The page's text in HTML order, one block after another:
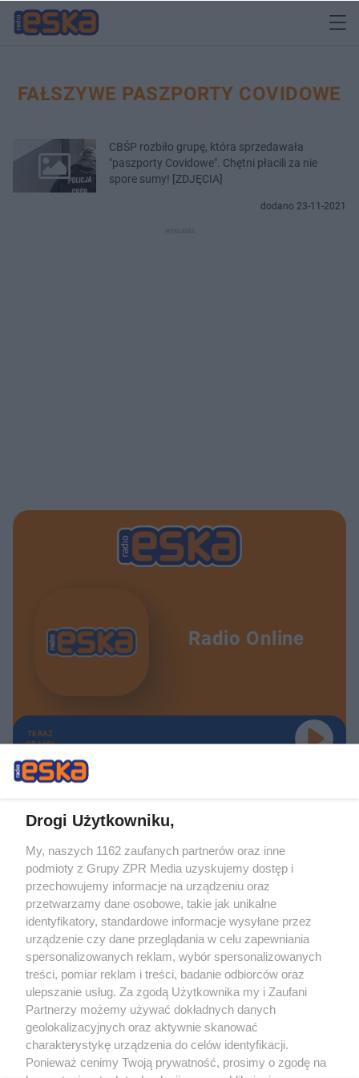
FAŁSZYWE PASZPORTY COVIDOWE
CBŚP rozbiło grupę, która sprzedawała
"paszporty Covidowe". Chętni płacili za nie
spore sumy! [ZDJĘCIA]
dodano 23-11-2021
Radio Online
TERAZ
GRAMY
Żaden utwór zamieszczony w serwisie nie może być powielany i
rozpowszechniany lub dalej rozpowszechniany w jakikolwiek sposób (w
tym także elektroniczny lub mechaniczny) na jakimkolwiek polu
eksploatacji w jakiejkolwiek formie, włącznie z umieszczaniem w Internecie
bez pisemnej zgody właściciela praw. Jakiekolwiek użycie lub
wykorzystanie utworów w całości lub w części z naruszeniem prawa, tzn.
bez właściwej zgody, jest zabronione pod groźbą kary i może być ścigane
prawnie.
O nas
Drogi Użytkowniku,
My, naszych 1162 zaufanych partnerów oraz inne
podmioty z Grupy ZPR Media uzyskujemy dostęp i
przechowujemy informacje na urządzeniu oraz
przetwarzamy dane osobowe, takie jak unikalne
identyfikatory, standardowe informacje wysyłane przez
urządzenie czy dane przeglądania w celu zapewniania
spersonalizowanych reklam, wybór spersonalizowanych
treści, pomiar reklam i treści, badanie odbiorców oraz
ulepszanie usług. Za zgodą Użytkownika my i Zaufani
Partnerzy możemy używać dokładnych danych
geolokalizacyjnych oraz aktywnie skanować
charakterystykę urządzenia do celów identyfikacji.
Ponieważ cenimy Twoją prywatność, prosimy o zgodę na